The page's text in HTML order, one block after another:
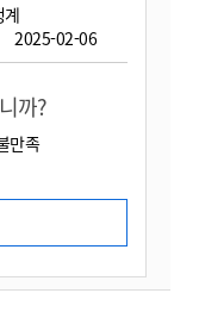
계
2025-02-06
까?
만족